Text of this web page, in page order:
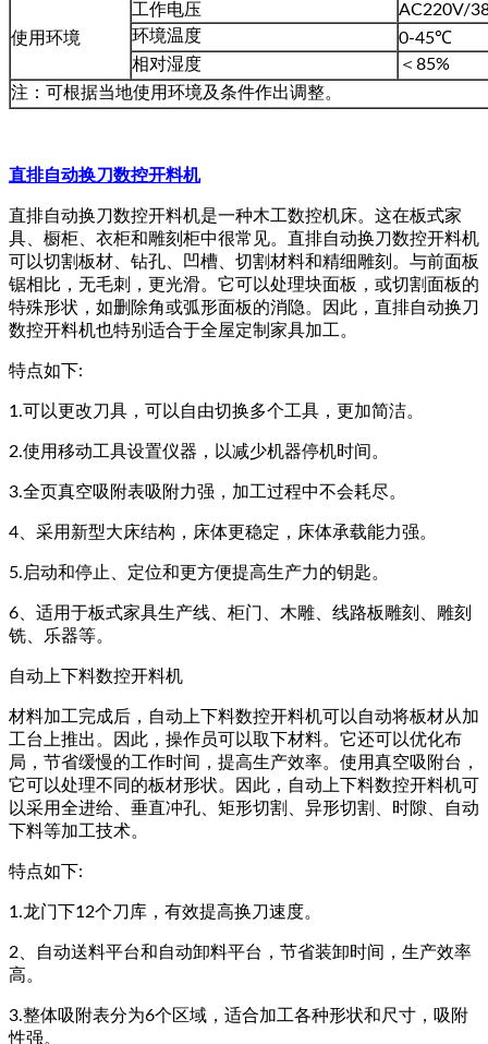
使用环境
工作电压
AC220V/
环境温度
0-45℃
相对湿度
＜85%
注：可根据当地使用环境及条件作出调整。
直排自动换刀数控开料机
直排自动换刀数控开料机是一种木工数控机床。这在板式家
具、橱柜、衣柜和雕刻柜中很常见。直排自动换刀数控开料机
可以切割板材、钻孔、凹槽、切割材料和精细雕刻。与前面板
锯相比，无毛刺，更光滑。它可以处理块面板，或切割面板的
特殊形状，如删除角或弧形面板的消隐。因此，直排自动换刀
数控开料机也特别适合于全屋定制家具加工。
特点如下:
1.可以更改刀具，可以自由切换多个工具，更加简洁。
2.使用移动工具设置仪器，以减少机器停机时间。
3.全页真空吸附表吸附力强，加工过程中不会耗尽。
4、采用新型大床结构，床体更稳定，床体承载能力强。
5.启动和停止、定位和更方便提高生产力的钥匙。
6、适用于板式家具生产线、柜门、木雕、线路板雕刻、雕刻
铣、乐器等。
自动上下料数控开料机
材料加工完成后，自动上下料数控开料机可以自动将板材从加
工台上推出。因此，操作员可以取下材料。它还可以优化布
局，节省缓慢的工作时间，提高生产效率。使用真空吸附台，
它可以处理不同的板材形状。因此，自动上下料数控开料机可
以采用全进给、垂直冲孔、矩形切割、异形切割、时隙、自动
下料等加工技术。
特点如下:
1.龙门下12个刀库，有效提高换刀速度。
2、自动送料平台和自动卸料平台，节省装卸时间，生产效率
高。
3.整体吸附表分为6个区域，适合加工各种形状和尺寸，吸附
性强。